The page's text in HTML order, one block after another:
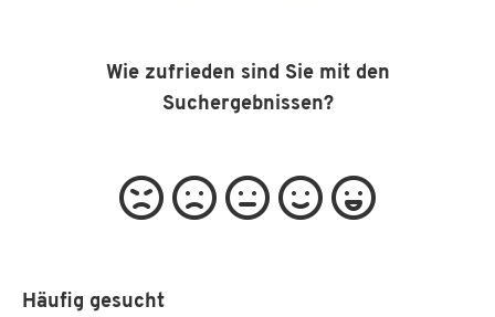
Wie zufrieden sind Sie mit den
Suchergebnissen?
Häufig gesucht